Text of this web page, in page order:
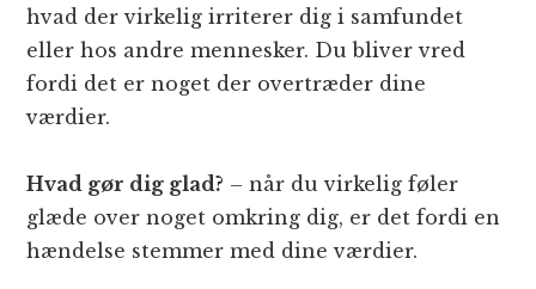
hvad der virkelig irriterer dig i samfundet
eller hos andre mennesker. Du bliver vred
fordi det er noget der overtræder dine
værdier.
Hvad gør dig glad? – når du virkelig føler
glæde over noget omkring dig, er det fordi en
hændelse stemmer med dine værdier.